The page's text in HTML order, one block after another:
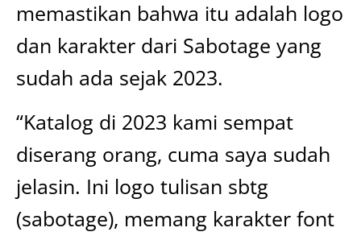
memastikan bahwa itu adalah logo
dan karakter dari Sabotage yang
sudah ada sejak 2023.
“Katalog di 2023 kami sempat
diserang orang, cuma saya sudah
jelasin. Ini logo tulisan sbtg
(sabotage), memang karakter font